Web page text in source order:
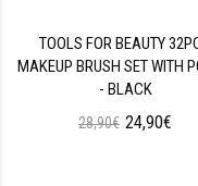
TOOLS FOR BEAUTY
MAKEUP BRUSH SET WITH
- BLACK
28,90€ 24,90€